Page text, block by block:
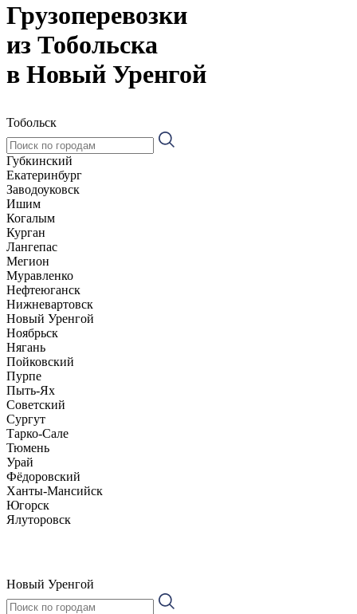
Грузоперевозки
из Тобольска
в Новый Уренгой
Тобольск
Губкинский
Екатеринбург
Заводоуковск
Ишим
Когалым
Курган
Лангепас
Мегион
Муравленко
Нефтеюганск
Нижневартовск
Новый Уренгой
Ноябрьск
Нягань
Пойковский
Пурпе
Пыть-Ях
Советский
Сургут
Тарко-Сале
Тюмень
Урай
Фёдоровский
Ханты-Мансийск
Югорск
Ялуторовск
Новый Уренгой